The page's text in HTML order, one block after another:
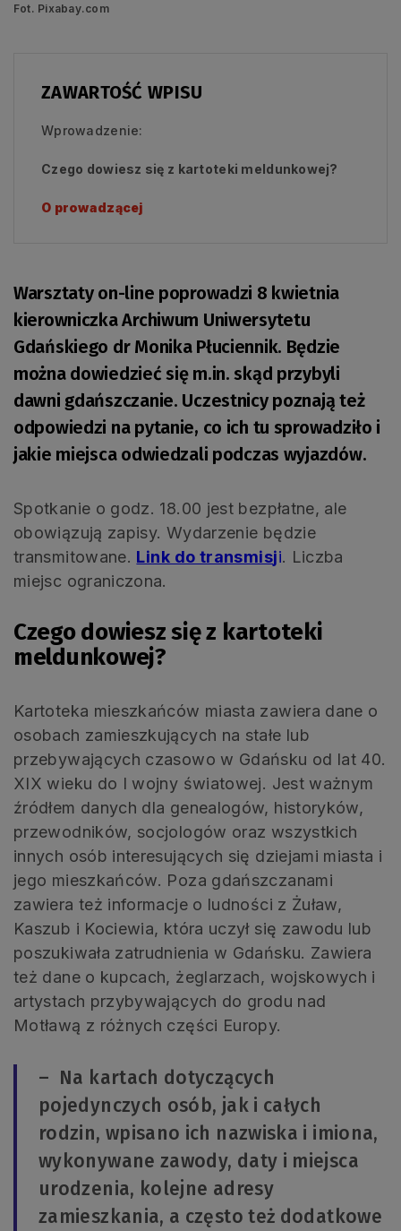
Fot. Pixabay.com
ZAWARTOŚĆ WPISU
Wprowadzenie:
Czego dowiesz się z kartoteki meldunkowej?
O prowadzącej
Warsztaty on-line poprowadzi 8 kwietnia
kierowniczka Archiwum Uniwersytetu
Gdańskiego dr Monika Płuciennik. Będzie
można dowiedzieć się m.in. skąd przybyli
dawni gdańszczanie. Uczestnicy poznają też
odpowiedzi na pytanie, co ich tu sprowadziło i
jakie miejsca odwiedzali podczas wyjazdów.
Spotkanie o godz. 18.00 jest bezpłatne, ale
obowiązują zapisy. Wydarzenie będzie
transmitowane. Link do transmisji. Liczba
miejsc ograniczona.
Czego dowiesz się z kartoteki
meldunkowej?
Kartoteka mieszkańców miasta zawiera dane o
osobach zamieszkujących na stałe lub
przebywających czasowo w Gdańsku od lat 40.
XIX wieku do I wojny światowej. Jest ważnym
źródłem danych dla genealogów, historyków,
przewodników, socjologów oraz wszystkich
innych osób interesujących się dziejami miasta i
jego mieszkańców. Poza gdańszczanami
zawiera też informacje o ludności z Żuław,
Kaszub i Kociewia, która uczył się zawodu lub
poszukiwała zatrudnienia w Gdańsku. Zawiera
też dane o kupcach, żeglarzach, wojskowych i
artystach przybywających do grodu nad
Motławą z różnych części Europy.
– Na kartach dotyczących
pojedynczych osób, jak i całych
rodzin, wpisano ich nazwiska i imiona,
wykonywane zawody, daty i miejsca
urodzenia, kolejne adresy
zamieszkania, a często też dodatkowe